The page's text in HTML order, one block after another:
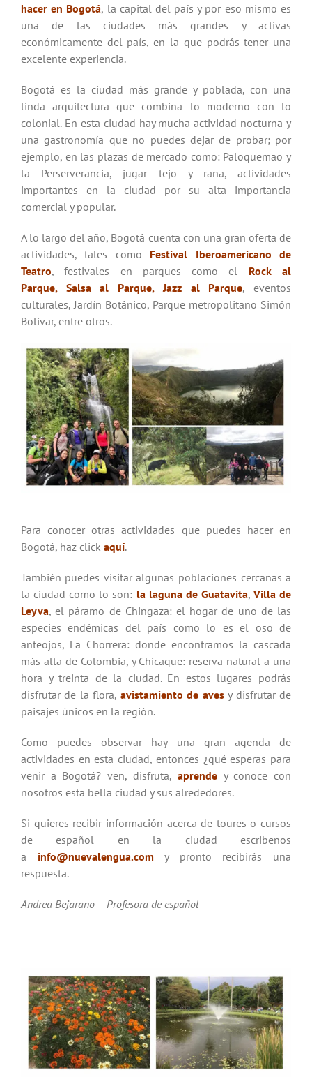
hacer en Bogotá, la capital del país y por eso mismo es
una de las ciudades más grandes y activas
económicamente del país, en la que podrás tener una
excelente experiencia.
Bogotá es la ciudad más grande y poblada, con una
linda arquitectura que combina lo moderno con lo
colonial. En esta ciudad hay mucha actividad nocturna y
una gastronomía que no puedes dejar de probar; por
ejemplo, en las plazas de mercado como: Paloquemao y
la Perserverancia, jugar tejo y rana, actividades
importantes en la ciudad por su alta importancia
comercial y popular.
A lo largo del año, Bogotá cuenta con una gran oferta de
actividades, tales como Festival Iberoamericano de
Teatro, festivales en parques como el Rock al
Parque, Salsa al Parque,Jazz al Parque, eventos
culturales, Jardín Botánico, Parque metropolitano Simón
Bolívar, entre otros.
Para conocer otras actividades que puedes hacer en
Bogotá, haz click aquí.
También puedes visitar algunas poblaciones cercanas a
la ciudad como lo son: la laguna de Guatavita, Villa de
Leyva, el páramo de Chingaza: el hogar de uno de las
especies endémicas del país como lo es el oso de
anteojos, La Chorrera: donde encontramos la cascada
más alta de Colombia, y Chicaque: reserva natural a una
hora y treinta de la ciudad. En estos lugares podrás
disfrutar de la flora, avistamiento de aves y disfrutar de
paisajes únicos en la región.
Como puedes observar hay una gran agenda de
actividades en esta ciudad, entonces ¿qué esperas para
venir a Bogotá? ven, disfruta, aprendey conoce con
nosotros esta bella ciudad y sus alrededores.
Si quieres recibir información acerca de toures o cursos
de español en la ciudad escribenos
a info@nuevalengua.com
y pronto recibirás una
respuesta.
Andrea Bejarano – Profesora de español